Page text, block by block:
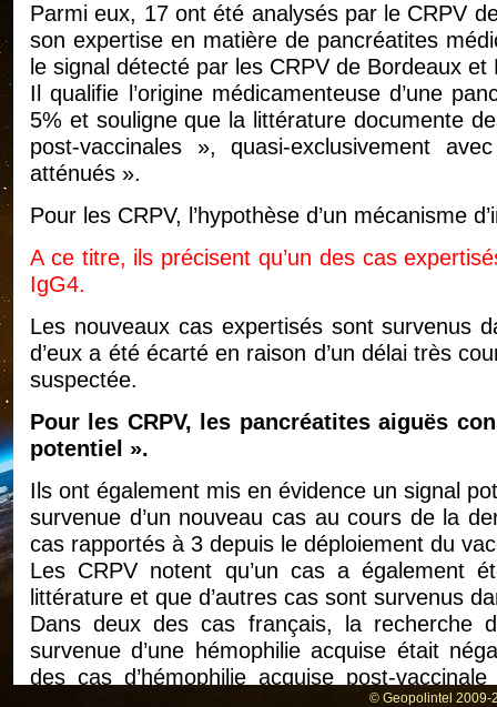
Parmi eux, 17 ont été analysés par le CRPV
son expertise en matière de pancréatites
le signal détecté par les CRPV de Bordeaux et
Il qualifie l’origine médicamenteuse d’une
5% et souligne que la littérature documente
post-vaccinales », quasi-exclusivement
atténués ».
Pour les CRPV, l’hypothèse d’un mécanisme
A ce titre, ils précisent qu’un des cas
IgG4.
Les nouveaux cas expertisés sont survenus
d’eux a été écarté en raison d’un délai très
suspectée.
Pour les CRPV, les pancréatites aiguës
potentiel ».
Ils ont également mis en évidence un signal
survenue d’un nouveau cas au cours de la
cas rapportés à 3 depuis le déploiement du
Les CRPV notent qu’un cas a également
littérature et que d’autres cas sont survenus
Dans deux des cas français, la recherche
survenue d’une hémophilie acquise était
des cas d’hémophilie acquise post-
© Geopolintel 2009-